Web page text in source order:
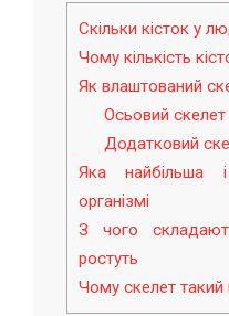
Скільки кісток у
Чому кількість
Як влаштований
Осьовий скелет
Додатковий
Яка найбільша
організмі
З чого
ростуть
Чому скелет такий